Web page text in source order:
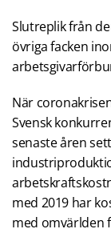
Slutreplik från
övriga facken
När
Svensk
senaste åren
med 2019 har
med omvärlden